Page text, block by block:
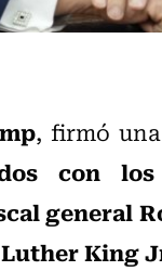
, firmó
con
general
King